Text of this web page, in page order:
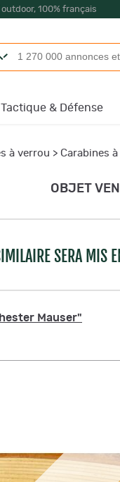
100% français
Tactique & Défense
à verrou > Carabines
OBJET
SERA MIS
Mauser"